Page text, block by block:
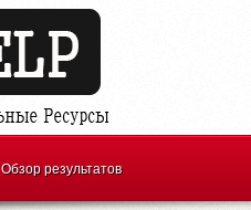
Обзор результатов